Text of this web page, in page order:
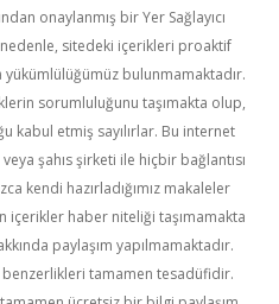
onaylanmış bir Yer Sağlayıcı
sitedeki içerikleri proaktif
bulunmamaktadır.
sorumluluğunu taşımakta olup,
kabul etmiş sayılırlar. Bu internet
şahıs şirketi ile hiçbir bağlantısı
kendi hazırladığımız makaleler
içerikler haber niteliği taşımamakta
paylaşım yapılmamaktadır.
tamamen tesadüfidir.